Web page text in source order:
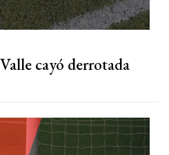
cayó derrotada